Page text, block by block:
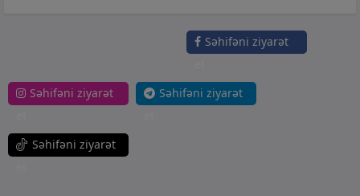
Səhifəni ziyarət
Səhifəni ziyarət
Səhifəni ziyarət
Səhifəni ziyarət